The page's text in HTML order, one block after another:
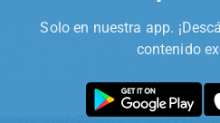
Solo en nuestra app.
contenido